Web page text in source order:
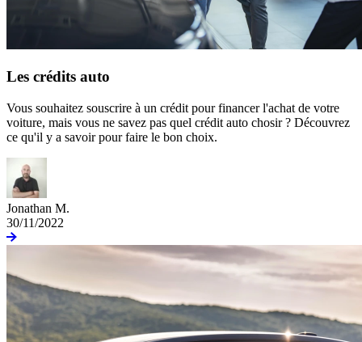
Les crédits auto
Vous souhaitez souscrire à un crédit pour financer l'achat de votre
voiture, mais vous ne savez pas quel crédit auto chosir ? Découvrez
ce qu'il y a savoir pour faire le bon choix.
Jonathan M.
30/11/2022